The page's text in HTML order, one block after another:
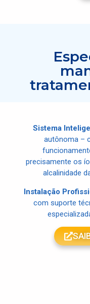
Sistema
autônoma –
precisamente os
alcalinidade
Instalação
com suporte